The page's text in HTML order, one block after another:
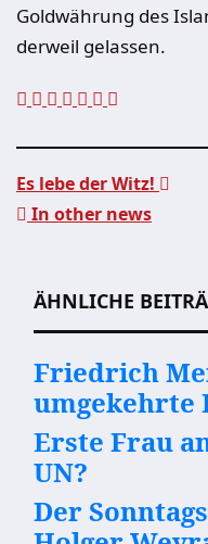
Goldwährung des
derweil gelassen.
Es lebe der Witz!
In other news
ÄHNLICHE
Friedrich
umgekehrte
Erste Frau
UN?
Der